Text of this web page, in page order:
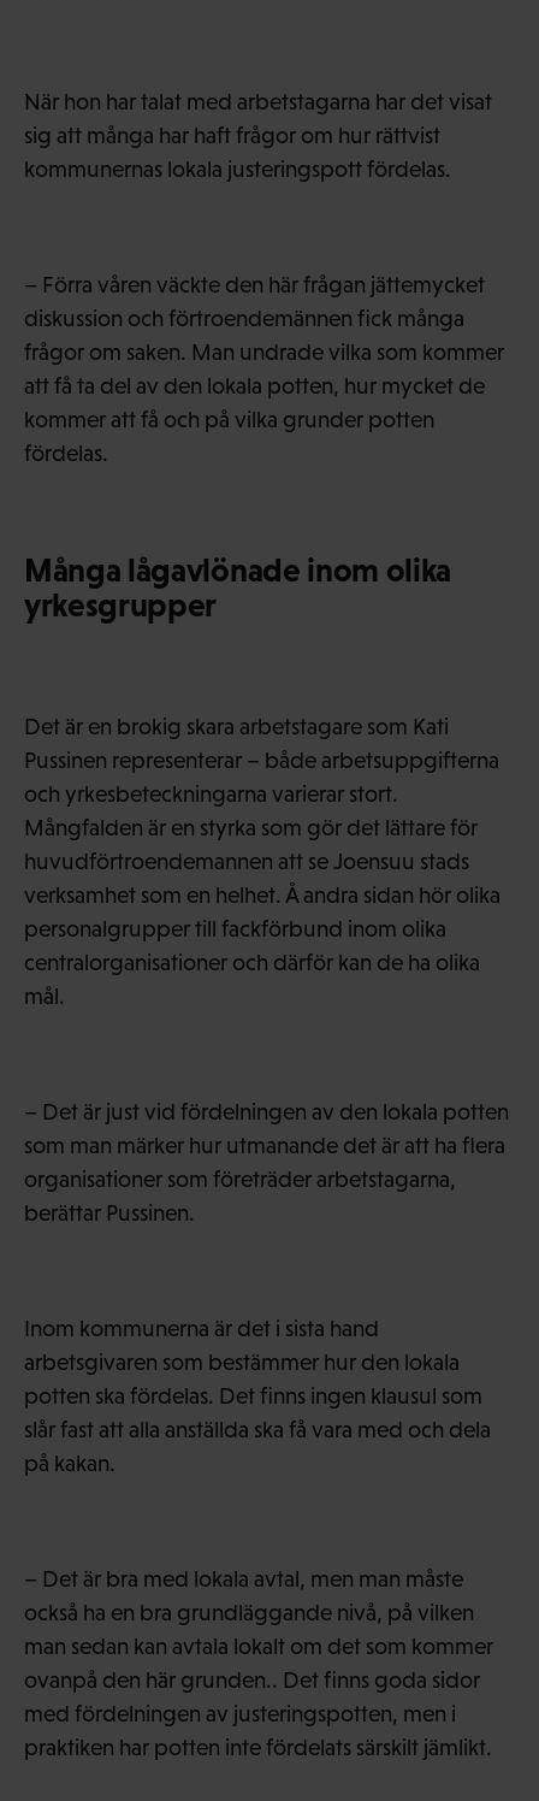
När hon har talat med arbetstagarna har det visat
sig att många har haft frågor om hur rättvist
kommunernas lokala justeringspott fördelas.
– Förra våren väckte den här frågan jättemycket
diskussion och förtroendemännen fick många
frågor om saken. Man undrade vilka som kommer
att få ta del av den lokala potten, hur mycket de
kommer att få och på vilka grunder potten
fördelas.
Många lågavlönade inom olika
yrkesgrupper
Det är en brokig skara arbetstagare som Kati
Pussinen representerar – både arbetsuppgifterna
och yrkesbeteckningarna varierar stort.
Mångfalden är en styrka som gör det lättare för
huvudförtroendemannen att se Joensuu stads
verksamhet som en helhet. Å andra sidan hör olika
personalgrupper till fackförbund inom olika
centralorganisationer och därför kan de ha olika
mål.
– Det är just vid fördelningen av den lokala potten
som man märker hur utmanande det är att ha flera
organisationer som företräder arbetstagarna,
berättar Pussinen.
Inom kommunerna är det i sista hand
arbetsgivaren som bestämmer hur den lokala
potten ska fördelas. Det finns ingen klausul som
slår fast att alla anställda ska få vara med och dela
på kakan.
– Det är bra med lokala avtal, men man måste
också ha en bra grundläggande nivå, på vilken
man sedan kan avtala lokalt om det som kommer
ovanpå den här grunden.. Det finns goda sidor
med fördelningen av justeringspotten, men i
praktiken har potten inte fördelats särskilt jämlikt.